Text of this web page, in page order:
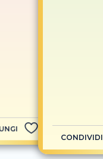
CONDIVIDI